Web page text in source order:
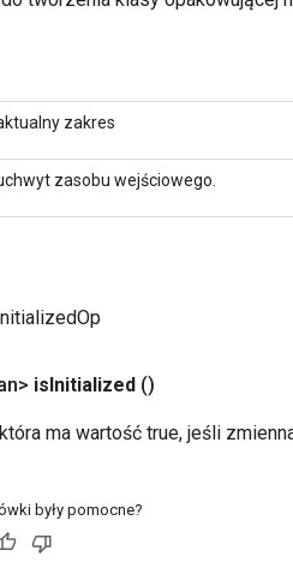
zakres
zasobu wejściowego.
isInitialized ()
ma wartość true, jeśli
były pomocne?